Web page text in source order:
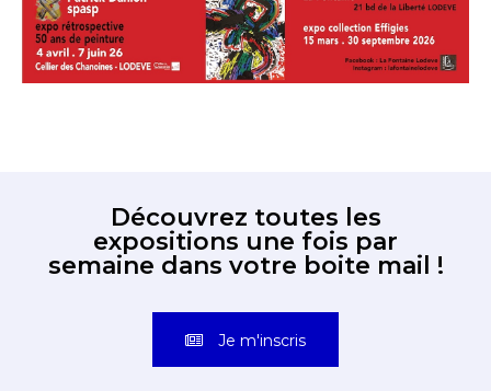
Découvrez toutes les
expositions une fois par
semaine dans votre boite mail !
Je m'inscris